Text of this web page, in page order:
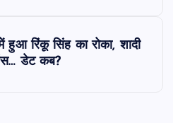
रिंकू सिंह का रोका, शादी
डेट कब?